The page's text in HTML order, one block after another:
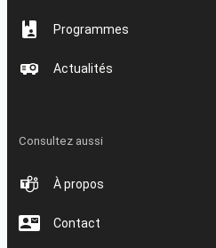
Programmes
Actualités
Consultez aussi
À propos
Contact